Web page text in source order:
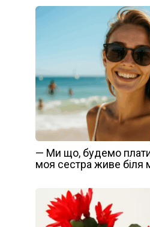
— Ми що, будемо
моя сестра живе біля